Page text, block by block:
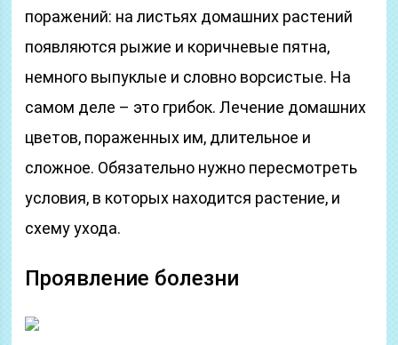
поражений: на листьях домашних растений
появляются рыжие и коричневые пятна,
немного выпуклые и словно ворсистые. На
самом деле – это грибок. Лечение домашних
цветов, пораженных им, длительное и
сложное. Обязательно нужно пересмотреть
условия, в которых находится растение, и
схему ухода.
Проявление болезни